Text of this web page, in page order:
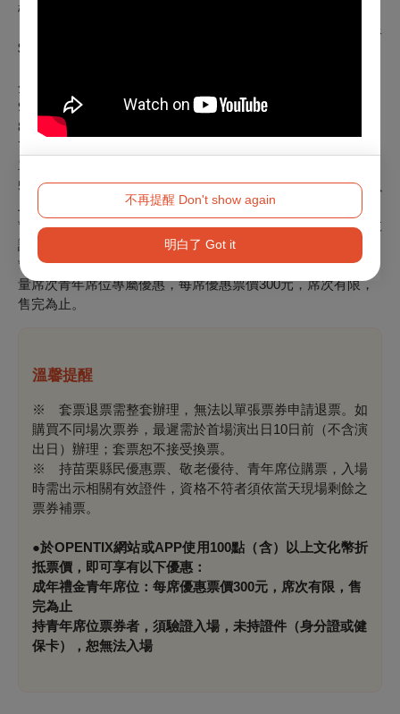
不再提醒 Don't show again
明白了 Got it
檔至少1張），可享每筆訂單68折優惠。
$1000
全面啟售日：
9折：苗栗縣民
8折：MBAC苗北藝友紅卡
7折：MBAC苗北藝友黑卡、企業推廣、團票優惠（限全票）
單筆購滿總數量20張以上。
5折：身障人士及其必要陪同者（限1人）、敬老優待（65歲以
*持苗栗縣民優惠票、敬老優待購票，入場時需出示相關有效
證件。
*本節目響應文化部青年政策，可使用文化幣購票，並享有限
量席次青年席位專屬優惠，每席優惠票價300元，席次有限，
售完為止。
溫馨提醒
※ 套票退票需整套辦理，無法以單張票券申請退票。如
購買不同場次票券，最遲需於首場演出日10日前（不含演
出日）辦理；套票恕不接受換票。
※ 持苗栗縣民優惠票、敬老優待、青年席位購票，入場
時需出示相關有效證件，資格不符者須依當天現場剩餘之
票券補票。
●於OPENTIX網站或APP使用100點（含）以上文化幣折
抵票價，即可享有以下優惠：
成年禮金青年席位：每席優惠票價300元，席次有限，售
完為止
持青年席位票券者，須驗證入場，未持證件（身分證或健
保卡），恕無法入場